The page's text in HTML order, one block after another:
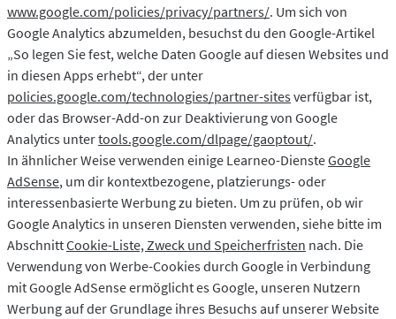
www.google.com/policies/privacy/partners/. Um sich von
Google Analytics abzumelden, besuchst du den Google-Artikel
„So legen Sie fest, welche Daten Google auf diesen Websites und
in diesen Apps erhebt“, der unter
policies.google.com/technologies/partner-sitesverfügbar ist,
oder das Browser-Add-on zur Deaktivierung von Google
Analytics untertools.google.com/dlpage/gaoptout/.
In ähnlicher Weise verwenden einige Learneo-DiensteGoogle
AdSense, um dir kontextbezogene, platzierungs- oder
interessenbasierte Werbung zu bieten. Um zu prüfen, ob wir
Google Analytics in unseren Diensten verwenden, siehe bitte im
AbschnittCookie-Liste, Zweck und Speicherfristen nach. Die
Verwendung von Werbe-Cookies durch Google in Verbindung
mit Google AdSense ermöglicht es Google, unseren Nutzern
Werbung auf der Grundlage ihres Besuchs auf unserer Website